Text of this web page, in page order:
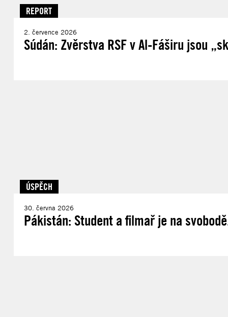
REPORT
2. července 2026
Súdán: Zvěrstva RSF v Al-Fáširu jsou
ÚSPĚCH
30. června 2026
Pákistán: Student a filmař je na